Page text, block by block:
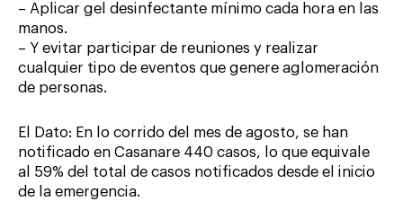
– Aplicar gel desinfectante mínimo cada hora en las
manos.
– Y evitar participar de reuniones y realizar
cualquier tipo de eventos que genere aglomeración
de personas.
El Dato: En lo corrido del mes de agosto, se han
notificado en Casanare 440 casos, lo que equivale
al 59% del total de casos notificados desde el inicio
de la emergencia.